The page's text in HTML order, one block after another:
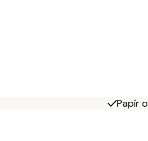
Papír